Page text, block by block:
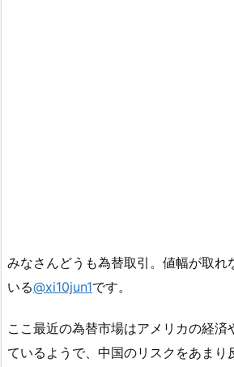
みなさんどうも為替取引。値幅が取れ
いる@xi10jun1です。
ここ最近の為替市場はアメリカの経済
ているようで、中国のリスクをあまり